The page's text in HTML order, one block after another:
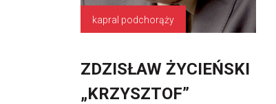
kapral podchorąży
ZDZISŁAW ŻYCIEŃSKI
„KRZYSZTOF”